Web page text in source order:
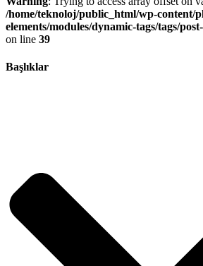
/home/teknoloj/public_html/wp-content/
elements/modules/dynamic-tags/tags/
on line 39
Başlıklar